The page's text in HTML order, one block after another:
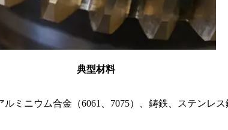
典型材料
ルミニウム合金（6061、7075）、鋳鉄、ステンレス